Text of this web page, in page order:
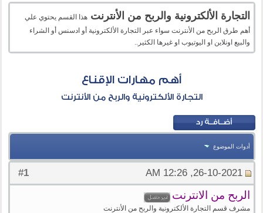
التجارة الألكترونية والربح من الأنترنت هذا القسم يحتوي علي
أهم طرق الربح من الأنترنت سواء عبر التجارة الألكترونية أو ادسنس أو الشراء
والبيع اونلاين او اليوتيوب او غيرها الكثير..
أهم مهارات الإقناع
التجارة الألكترونية والربح من الأنترنت
أدوات الموضوع
#
1 26-10-2021, 12:26 AM
الربح من الانترنت
مشرف قسم التجارة الألكترونية والربح من الأنترنت